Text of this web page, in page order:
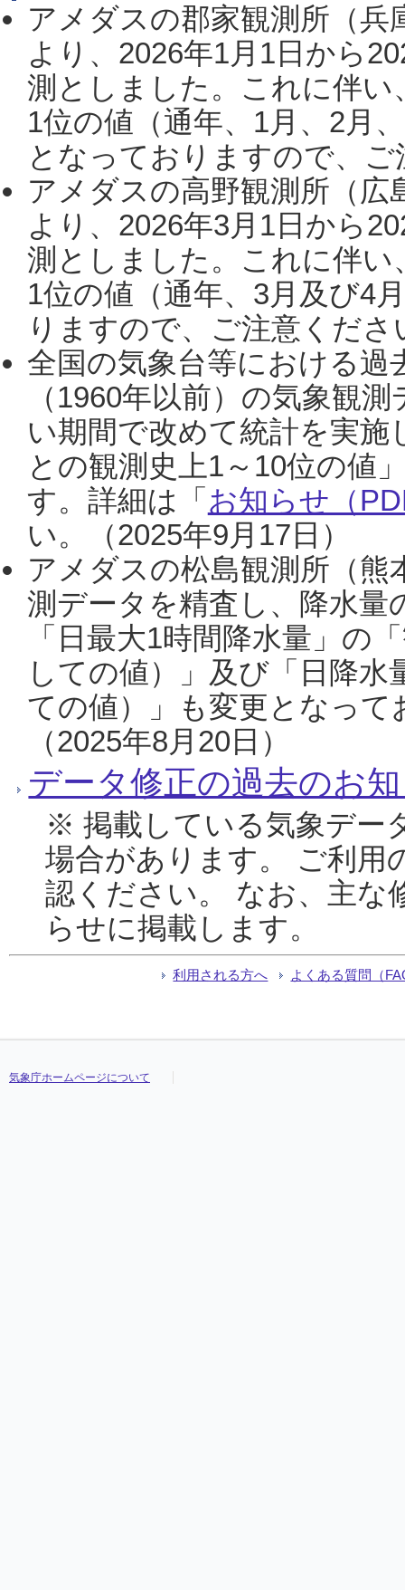
アメダスの郡家観測所（
より、2026年1月1日から
測としました。これに伴い
1位の値（通年、1月、2月
となっておりますので、
アメダスの高野観測所（
より、2026年3月1日から
測としました。これに伴い
1位の値（通年、3月及び4
りますので、ご注意くだ
全国の気象台等における過
（1960年以前）の気象観
い期間で改めて統計を実
との観測史上1～10位の値
す。詳細は「 お知らせ（
い。（2025年9月17日）
アメダスの松島観測所（熊
測データを精査し、降水
「日最大1時間降水量」の
しての値）」及び「日降
ての値）」も変更となっ
（2025年8月20日）
データ修正の過去のお
※ 掲載している気象デー
場合があります。 ご利用
認ください。 なお、主な
らせに掲載します。
利用される方へ よくある質問（
気象庁ホームページについて